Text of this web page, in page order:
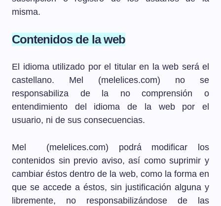
misma.
Contenidos de la web
El idioma utilizado por el titular en la web será el
castellano. Mel (melelices.com) no se
responsabiliza de la no comprensión o
entendimiento del idioma de la web por el
usuario, ni de sus consecuencias.
Mel (melelices.com) podrá modificar los
contenidos sin previo aviso, así como suprimir y
cambiar éstos dentro de la web, como la forma en
que se accede a éstos, sin justificación alguna y
libremente, no responsabilizándose de las